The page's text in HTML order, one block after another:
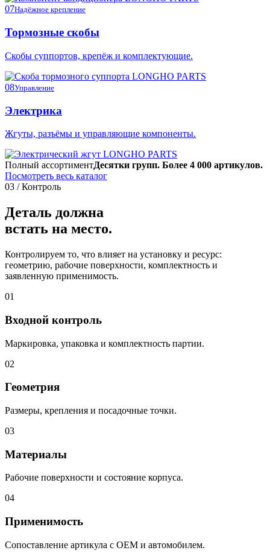
07Надёжное крепление
Тормозные скобы
Скобы суппортов, крепёж и комплектующие.
08Управление
Электрика
Жгуты, разъёмы и управляющие компоненты.
Полный ассортиментДесятки групп. Более 4 000 артикулов.
Посмотреть весь каталог
03 / Контроль
Деталь должна
встать на место.
Контролируем то, что влияет на установку и ресурс:
геометрию, рабочие поверхности, комплектность и
заявленную применимость.
01
Входной контроль
Маркировка, упаковка и комплектность партии.
02
Геометрия
Размеры, крепления и посадочные точки.
03
Материалы
Рабочие поверхности и состояние корпуса.
04
Применимость
Сопоставление артикула с OEM и автомобилем.